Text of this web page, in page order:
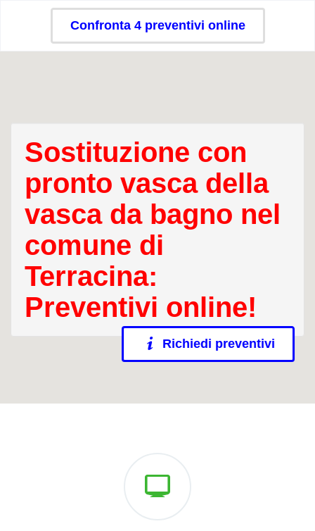
Confronta 4 preventivi online
Sostituzione con
pronto vasca della
vasca da bagno nel
comune di
Terracina:
Preventivi online!
Richiedi preventivi